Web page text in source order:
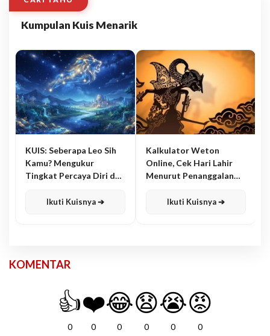
Kumpulan Kuis Menarik
KUIS: Seberapa Leo Sih
Kamu? Mengukur
Tingkat Percaya Diri dan
Ikuti Kuisnya ➔
Kalkulator Weton
Online, Cek Hari Lahir
Menurut Penanggalan
Ikuti Kuisnya ➔
KOMENTAR
👍
0
❤️
0
😂
0
😧
0
😭
0
😡
0